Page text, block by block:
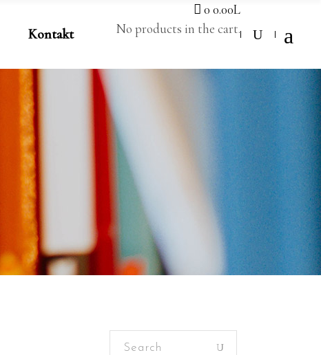
Kontakt
0 0.00L
No products in the cart.
Search